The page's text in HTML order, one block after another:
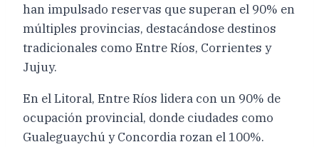
han impulsado reservas que superan el 90% en
múltiples provincias, destacándose destinos
tradicionales como Entre Ríos, Corrientes y
Jujuy.
En el Litoral, Entre Ríos lidera con un 90% de
ocupación provincial, donde ciudades como
Gualeguaychú y Concordia rozan el 100%.